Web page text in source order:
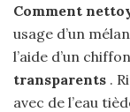
Comment
usage d’un
l’aide d’un
transparents .
avec de l’eau